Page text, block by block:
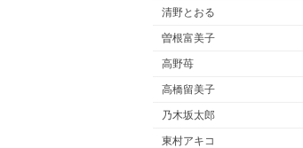
清野とおる
曽根富美子
高野苺
高橋留美子
乃木坂太郎
東村アキコ